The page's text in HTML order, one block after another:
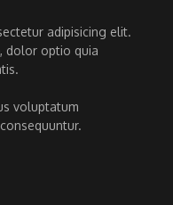
adipisicing elit.
dolor optio quia
voluptatum